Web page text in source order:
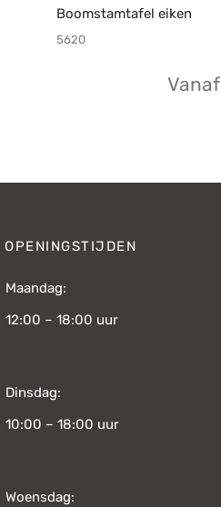
Boomstamtafel eiken
5620
Vanaf
OPENINGSTIJDEN
Maandag:
12:00 – 18:00 uur
Dinsdag:
10:00 – 18:00 uur
Woensdag: